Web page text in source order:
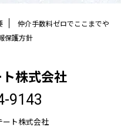
仲介手数料ゼロでここまでや
保護方針
株式会社
9143
ト株式会社